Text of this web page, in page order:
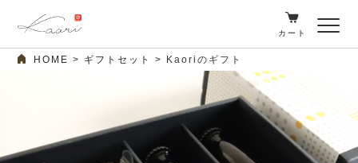
カート
HOME ギフトセット Kaoriのギフト